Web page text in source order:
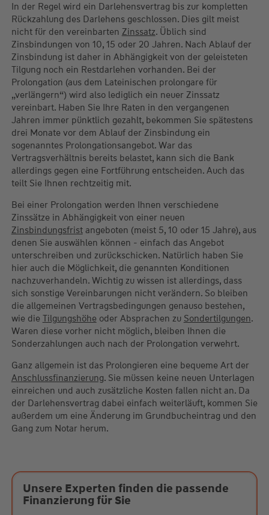
In der Regel wird ein Darlehensvertrag bis zur kompletten
Rückzahlung des Darlehens geschlossen. Dies gilt meist
nicht für den vereinbarten Zinssatz. Üblich sind
Zinsbindungen von 10, 15 oder 20 Jahren. Nach Ablauf der
Zinsbindung ist daher in Abhängigkeit von der geleisteten
Tilgung noch ein Restdarlehen vorhanden. Bei der
Prolongation (aus dem Lateinischen prolongare für
„verlängern“) wird also lediglich ein neuer Zinssatz
vereinbart. Haben Sie Ihre Raten in den vergangenen
Jahren immer pünktlich gezahlt, bekommen Sie spätestens
drei Monate vor dem Ablauf der Zinsbindung ein
sogenanntes Prolongationsangebot. War das
Vertragsverhältnis bereits belastet, kann sich die Bank
allerdings gegen eine Fortführung entscheiden. Auch das
teilt Sie Ihnen rechtzeitig mit.
Bei einer Prolongation werden Ihnen verschiedene
Zinssätze in Abhängigkeit von einer neuen
Zinsbindungsfristangeboten (meist 5, 10 oder 15 Jahre), aus
denen Sie auswählen können - einfach das Angebot
unterschreiben und zurückschicken. Natürlich haben Sie
hier auch die Möglichkeit, die genannten Konditionen
nachzuverhandeln. Wichtig zu wissen ist allerdings, dass
sich sonstige Vereinbarungen nicht verändern. So bleiben
die allgemeinen Vertragsbedingungen genauso bestehen,
wie die Tilgungshöheoder Absprachen zu Sondertilgungen.
Waren diese vorher nicht möglich, bleiben Ihnen die
Sonderzahlungen auch nach der Prolongation verwehrt.
Ganz allgemein ist das Prolongieren eine bequeme Art der
Anschlussfinanzierung. Sie müssen keine neuen Unterlagen
einreichen und auch zusätzliche Kosten fallen nicht an. Da
der Darlehensvertrag dabei einfach weiterläuft, kommen Sie
außerdem um eine Änderung im Grundbucheintrag und den
Gang zum Notar herum.
Unsere Experten finden die passende
Finanzierung für Sie